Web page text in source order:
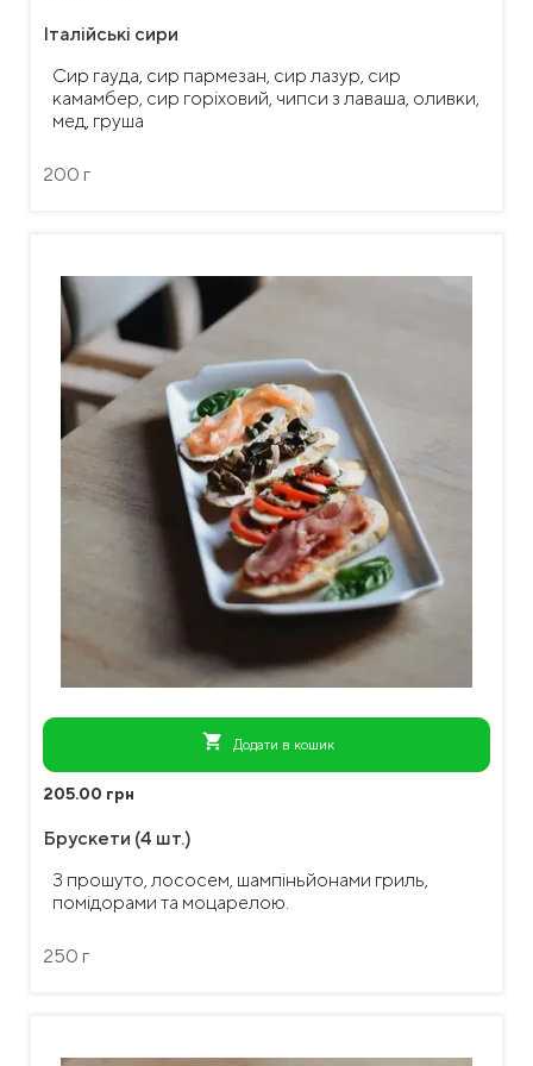
Італійські сири
Сир гауда, сир пармезан, сир лазур, сир
камамбер, сир горіховий, чипси з лаваша, оливки,
мед, груша
200 г
shopping_cart Додати в кошик
205.00 грн
Брускети (4 шт.)
З прошуто, лососем, шампіньйонами гриль,
помідорами та моцарелою.
250 г